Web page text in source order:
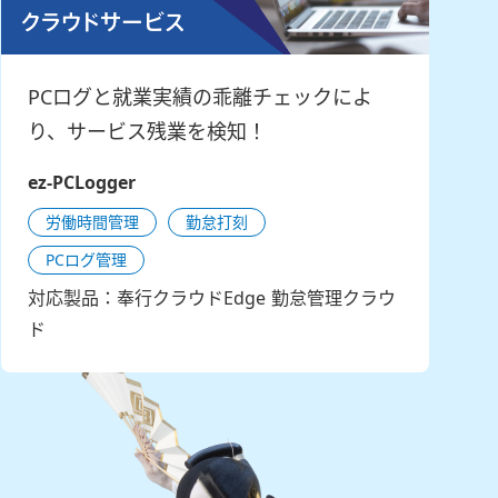
PCログと就業実績の乖離チェックによ
り、サービス残業を検知！
ez-PCLogger
労働時間管理 勤怠打刻
PCログ管理
対応製品：奉行クラウドEdge 勤怠管理クラウ
ド